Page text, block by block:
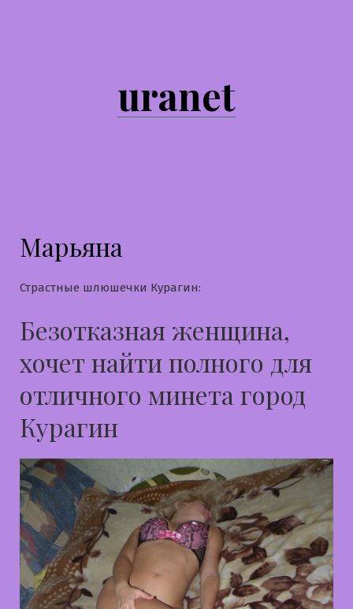
uranet
Марьяна
Страстные шлюшечки Курагин:
Безотказная женщина,
хочет найти полного для
отличного минета город
Курагин